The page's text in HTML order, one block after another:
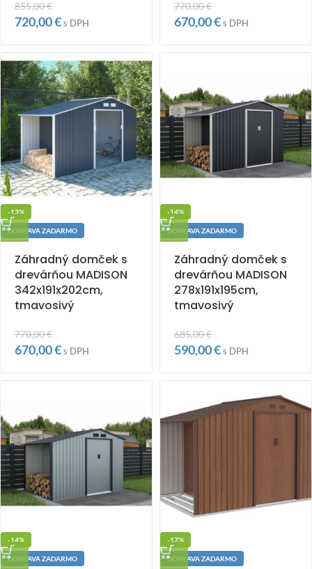
855,00€
720,00€s DPH
770,00€
670,00€s DPH
-13%
DOPRAVA ZADARMO
Záhradný domček s
drevárňou MADISON
342x191x202cm,
tmavosivý
770,00€
670,00€s DPH
-14%
DOPRAVA ZADARMO
Záhradný domček s
drevárňou MADISON
278x191x195cm,
tmavosivý
685,00€
590,00€s DPH
-14%
DOPRAVA ZADARMO
-17%
DOPRAVA ZADARMO